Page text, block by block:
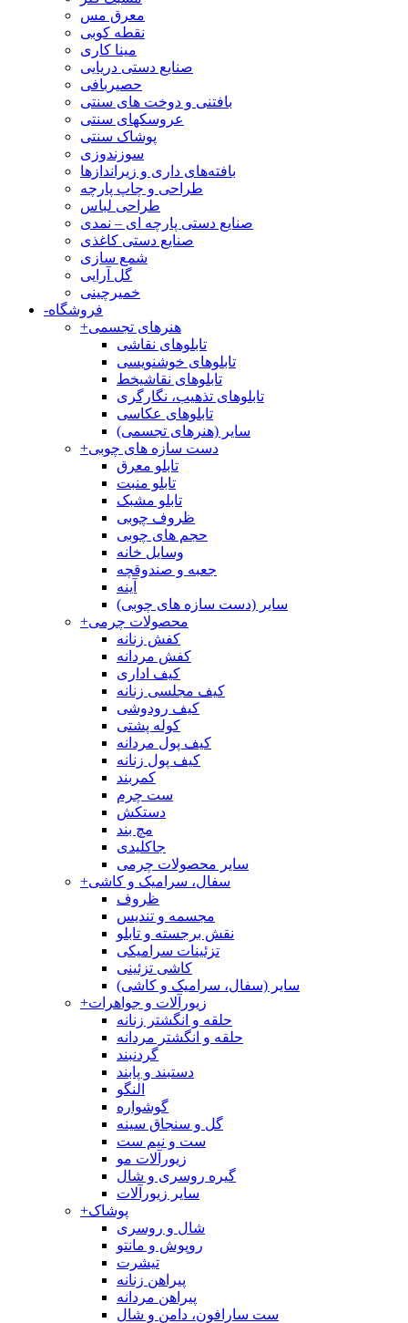
معرق مس
نقطه کوبی
مینا کاری
صنایع دستی دریایی
حصیربافی
بافتنی‌ و دوخت های سنتی
عروسکهای سنتی
پوشاک سنتی
سوزندوزی
بافته‌های داری و زیراندازها
طراحی و چاپ پارچه
طراحی لباس
صنایع دستی پارچه ای – نمدی
صنایع دستی کاغذی
شمع سازی
گل آرایی
خمیرچینی
-فروشگاه
+هنرهای تجسمی
تابلوهای نقاشی
تابلوهای خوشنویسی
تابلوهای نقاشیخط
تابلوهای تذهیب، نگارگری
تابلوهای عکاسی
سایر (هنرهای تجسمی)
+دست سازه های چوبی
تابلو معرق
تابلو منبت
تابلو مشبک
ظروف چوبی
حجم های چوبی
وسایل خانه
جعبه و صندوقچه
آینه
سایر (دست سازه های چوبی)
+محصولات چرمی
کفش زنانه
کفش مردانه
کیف اداری
کیف مجلسی زنانه
کیف رودوشی
کوله پشتی
کیف پول مردانه
کیف پول زنانه
کمربند
ست چرم
دستکش
مچ بند
جاکلیدی
سایر محصولات چرمی
+سفال، سرامیک و کاشی
ظروف
مجسمه و تندیس
نقش برجسته و تابلو
تزئینات سرامیکی
کاشی تزئینی
سایر (سفال، سرامیک و کاشی)
+زیورآلات و جواهرات
حلقه و انگشتر زنانه
حلقه و انگشتر مردانه
گردنبند
دستبند و پابند
النگو
گوشواره
گل و سنجاق سینه
ست و نیم ست
زیورآلات مو
گیره روسری و شال
سایر زیورآلات
+پوشاک
شال و روسری
روپوش و مانتو
تیشرت
پیراهن زنانه
پیراهن مردانه
ست سارافون، دامن و شال